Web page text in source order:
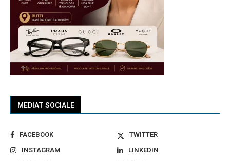
MEDIAT SOCIALE
FACEBOOK
TWITTER
INSTAGRAM
LINKEDIN